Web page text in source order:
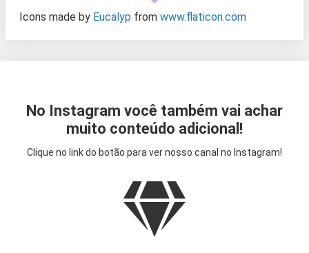
Icons made by Eucalyp from www.flaticon.com
No Instagram você também vai achar
muito conteúdo adicional!
Clique no link do botão para ver nosso canal no Instagram!